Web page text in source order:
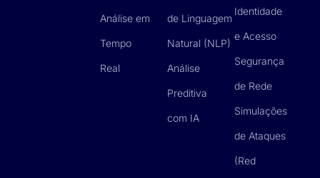
Análise em
Tempo
Real
de Linguagem
Natural (NLP)
Análise
Preditiva
com IA
Identidade
e Acesso
Segurança
de Rede
Simulações
de Ataques
(Red